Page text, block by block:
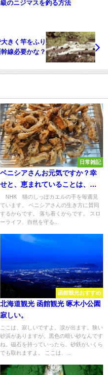
のニジマスを釣る方法
きく竿をふり
線必要かな？
日常雑記
ベニシアさんお元気ですか？幸
せと、恵まれていることは、ち
ょっと違う。
NHK 猫のしっぽカエルの手を毎週見
ています。 ベニシアさんの生き方に賛同
するからです。 落ち着くからです。 スロ
ーライフ、自然を守る...
函館観光おすすめ
北海道観光 函館観光 啄木小公園
寂しい。
ここは、寂しいですよ。涙が出ます。狭い
砂浜がありますが。黒色の暗い砂なんです
ね。磁石を持っていったら、砂鉄がいくら
でも取れますよ。 ここは、...